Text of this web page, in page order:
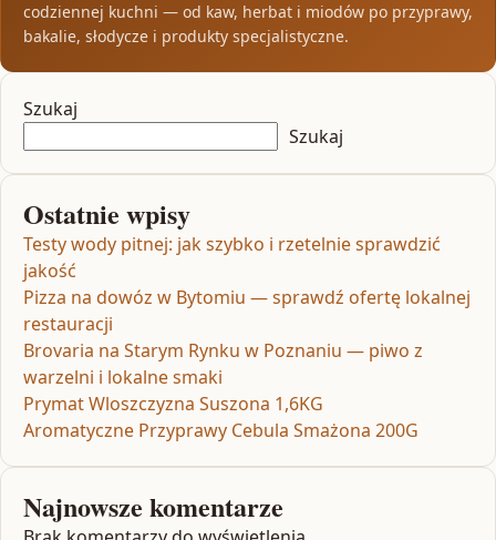
codziennej kuchni — od kaw, herbat i miodów po przyprawy,
bakalie, słodycze i produkty specjalistyczne.
Szukaj
Szukaj
Ostatnie wpisy
Testy wody pitnej: jak szybko i rzetelnie sprawdzić
jakość
Pizza na dowóz w Bytomiu — sprawdź ofertę lokalnej
restauracji
Brovaria na Starym Rynku w Poznaniu — piwo z
warzelni i lokalne smaki
Prymat Wloszczyzna Suszona 1,6KG
Aromatyczne Przyprawy Cebula Smażona 200G
Najnowsze komentarze